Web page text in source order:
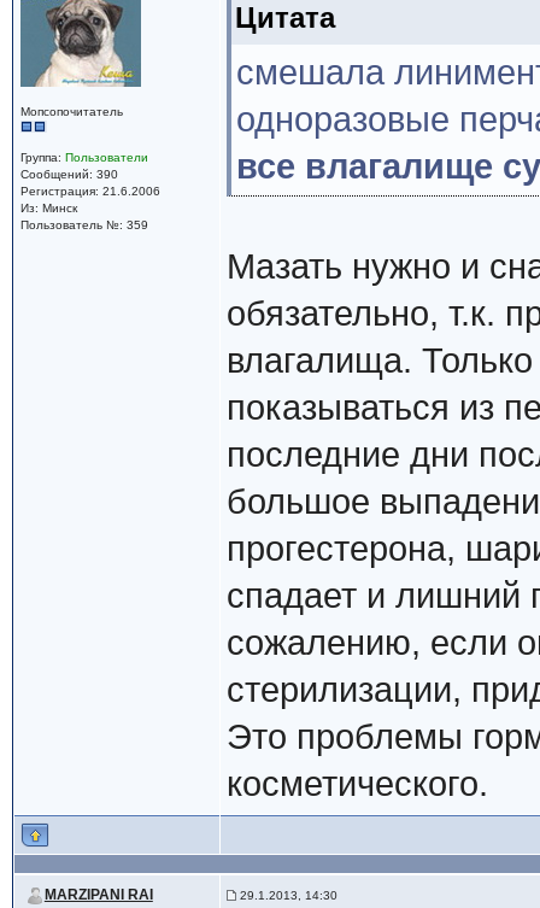
Мопсопочитатель
Группа: Пользователи
Сообщений: 390
Регистрация: 21.6.2006
Из: Минск
Пользователь №: 359
Цитата
смешала
одноразовые
все влагалище
Мазать нужно и
обязательно, т.к.
влагалища.
показываться из
последние дни
большое
прогестерона,
спадает и лишний
сожалению, если
стерилизации,
Это проблемы
косметического.
MARZIPANI RAI 29.1.2013, 14:30